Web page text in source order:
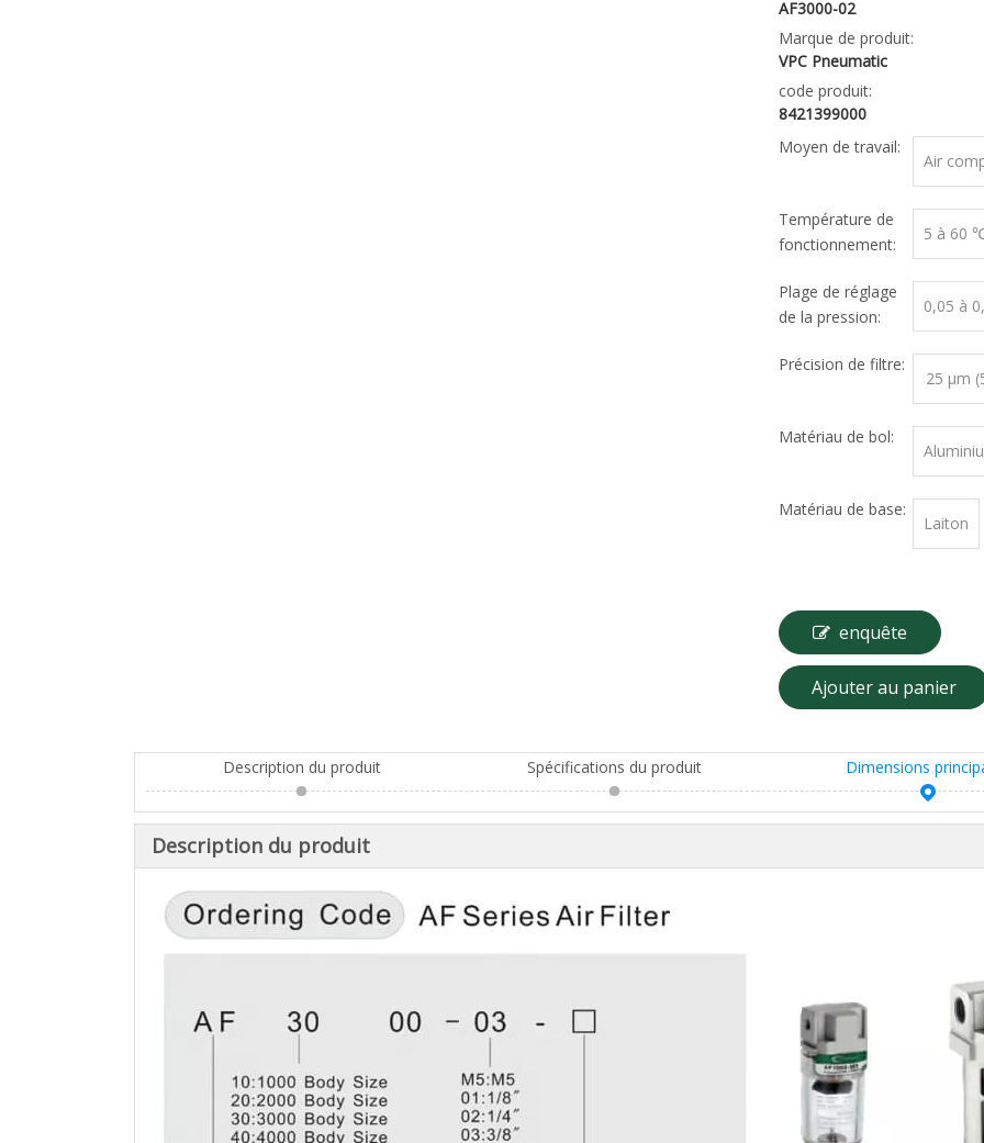
AF3000-02
Marque de produit:
VPC Pneumatic
code produit:
8421399000
Moyen de travail:
Air
Température de
fonctionnement:
5 à 60
Plage de réglage
de la pression:
0,05 à
Précision de filtre:
25 μm
Matériau de bol:
Matériau de base:
Laiton
enquête
Ajouter au panier
Description du produit Spécifications du produit Dimensions
Description du produit